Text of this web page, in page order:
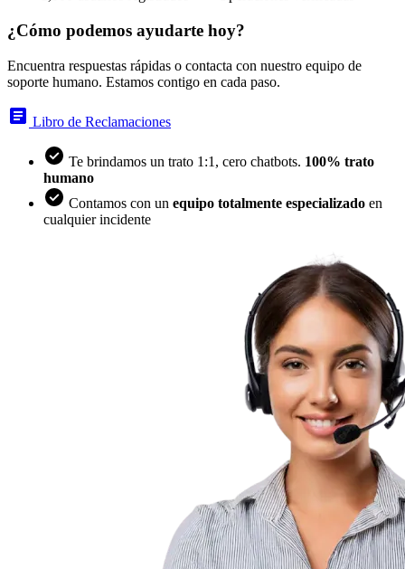
¿Cómo podemos ayudarte hoy?
Encuentra respuestas rápidas o contacta con nuestro equipo de
soporte humano. Estamos contigo en cada paso.
Libro de Reclamaciones
Te brindamos un trato 1:1, cero chatbots. 100% trato
humano
Contamos con un equipo totalmente especializado en
cualquier incidente